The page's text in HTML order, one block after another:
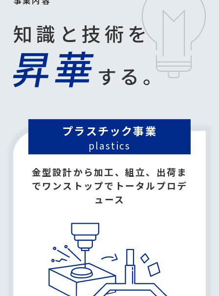
知識と技術を
昇華する。
プラスチック事業
plastics
金型設計から加工、組立、出荷ま
でワンストップでトータルプロデ
ュース